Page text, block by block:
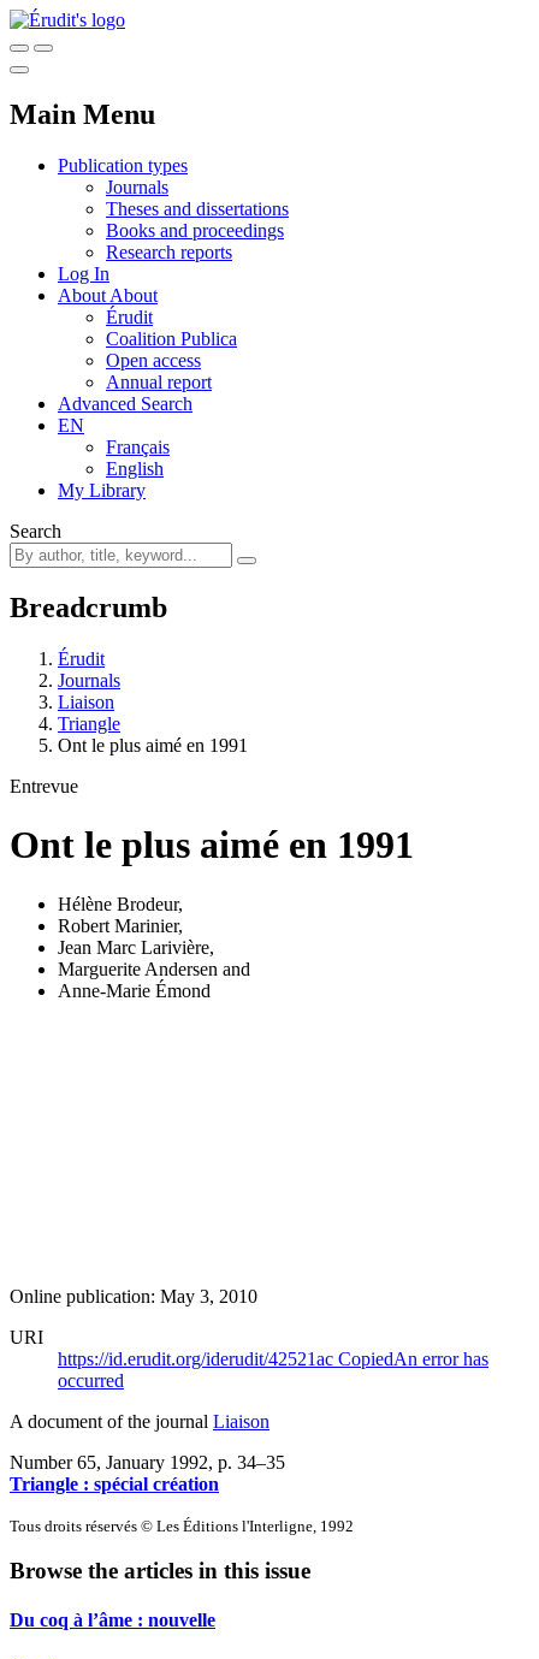
Main Menu
Publication types
Journals
Theses and dissertations
Books and proceedings
Research reports
Log In
About About
Érudit
Coalition Publica
Open access
Annual report
Advanced Search
EN
Français
English
My Library
Search
Breadcrumb
Érudit
Journals
Liaison
Triangle
Ont le plus aimé en 1991
Entrevue
Ont le plus aimé en 1991
Hélène Brodeur,
Robert Marinier,
Jean Marc Larivière,
Marguerite Andersen and
Anne-Marie Émond
Online publication: May 3, 2010
URI
https://id.erudit.org/iderudit/42521ac CopiedAn error has
occurred
A document of the journal Liaison
Number 65, January 1992, p. 34–35
Triangle : spécial création
Tous droits réservés © Les Éditions l'Interligne, 1992
Browse the articles in this issue
Du coq à l’âme : nouvelle